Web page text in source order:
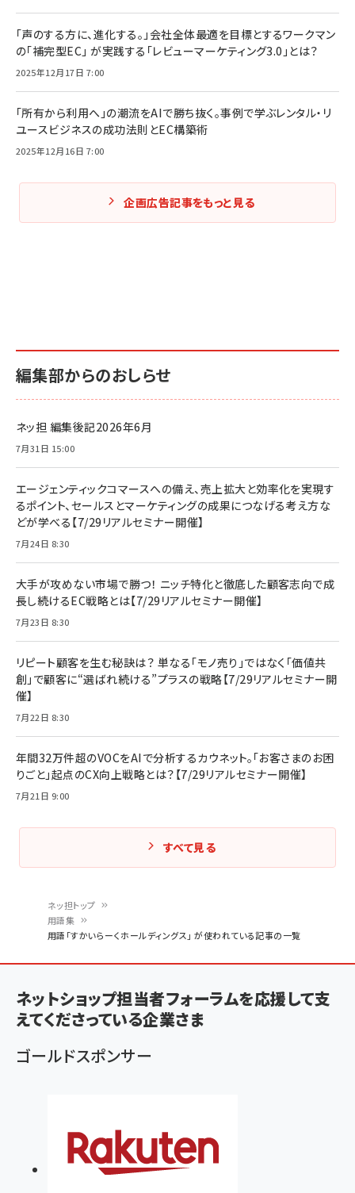
ン
く
ず
ネッ担トップ
用語集
用語「すかいらーくホールディングス」 が使われている記事の一覧
「声のする方に、進化する。」会社全体最適を目標とするワークマン
の「補完型EC」 が実践する「レビューマーケティング3.0」とは？
2025年12月17日 7:00
「所有から利用へ」の潮流をAIで勝ち抜く。事例で学ぶレンタル・リ
ユースビジネスの成功法則とEC構築術
2025年12月16日 7:00
企画広告記事をもっと見る
編集部からのおしらせ
ネッ担 編集後記2026年6月
7月31日 15:00
エージェンティックコマースへの備え、売上拡大と効率化を実現す
るポイント、セールスとマーケティングの成果につなげる考え方な
どが学べる【7/29リアルセミナー開催】
7月24日 8:30
大手が攻めない市場で勝つ！ ニッチ特化と徹底した顧客志向で成
長し続けるEC戦略とは【7/29リアルセミナー開催】
7月23日 8:30
リピート顧客を生む秘訣は？ 単なる「モノ売り」ではなく「価値共
創」で顧客に“選ばれ続ける”プラスの戦略【7/29リアルセミナー開
催】
7月22日 8:30
年間32万件超のVOCをAIで分析するカウネット。「お客さまのお困
りごと」起点のCX向上戦略とは？【7/29リアルセミナー開催】
7月21日 9:00
すべて見る
ネットショップ担当者フォーラムを応援して支
えてくださっている企業さま
ゴールドスポンサー